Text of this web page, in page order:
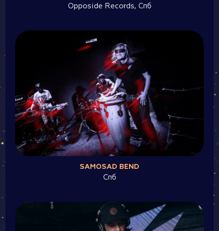
Opposide Records, Спб
SAMOSAD BEND
Спб